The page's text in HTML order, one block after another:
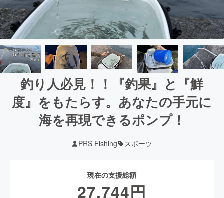
釣り人必見！！『釣果』と『鮮
度』をもたらす。あなたの手元に
海を再現できるポンプ！
PRS Fishing スポーツ
現在の支援総額
27,744円